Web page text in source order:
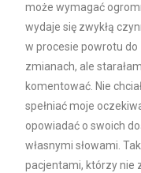
może wymagać
wydaje się zwykłą
w procesie powrotu do
zmianach, ale
komentować. Nie
spełniać moje
opowiadać o swoich
własnymi słowami.
pacjentami, którzy nie